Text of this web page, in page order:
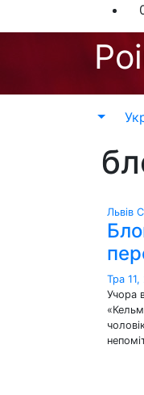
до
Львів
Тра
Учора